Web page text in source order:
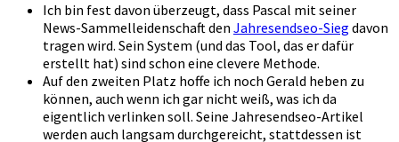
Ich bin fest davon überzeugt, dass Pascal mit seiner
News-Sammelleidenschaft den Jahresendseo-Sieg davon
tragen wird. Sein System (und das Tool, das er dafür
erstellt hat) sind schon eine clevere Methode.
Auf den zweiten Platz hoffe ich noch Gerald heben zu
können, auch wenn ich gar nicht weiß, was ich da
eigentlich verlinken soll. Seine Jahresendseo-Artikel
werden auch langsam durchgereicht, stattdessen ist